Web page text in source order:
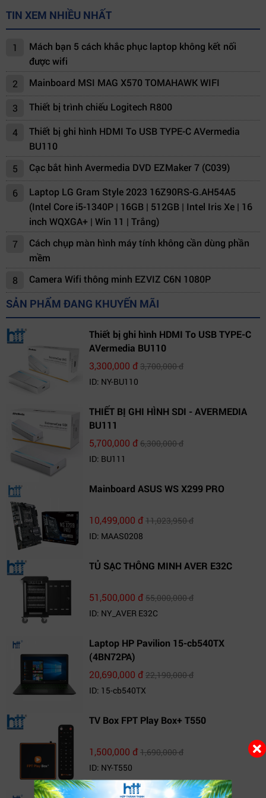
TIN XEM NHIỀU NHẤT
1
Mách bạn 5 cách khắc phục laptop không kết nối
được wifi
2
Mainboard MSI MAG X570 TOMAHAWK WIFI
3 Thiết bị trình chiếu Logitech R800
4
Thiết bị ghi hình HDMI To USB TYPE-C AVermedia
BU110
5
Cạc bắt hình Avermedia DVD EZMaker 7 (C039)
6
Laptop LG Gram Style 2023 16Z90RS-G.AH54A5
(Intel Core i5-1340P | 16GB | 512GB | Intel Iris Xe | 16
inch WQXGA+ | Win 11 | Trắng)
7
Cách chụp màn hình máy tính không cần dùng phần
mềm
8
Camera Wifi thông minh EZVIZ C6N 1080P
SẢN PHẨM ĐANG KHUYẾN MÃI
Thiết bị ghi hình HDMI To USB TYPE-C
AVermedia BU110
3,300,000 đ3,700,000 đ
ID: NY-BU110
THIẾT BỊ GHI HÌNH SDI - AVERMEDIA
BU111
5,700,000 đ6,300,000 đ
ID: BU111
Mainboard ASUS WS X299 PRO
10,499,000 đ11,023,950 đ
ID: MAAS0208
TỦ SẠC THÔNG MINH AVER E32C
51,500,000 đ55,000,000 đ
ID: NY_AVER E32C
Laptop HP Pavilion 15-cb540TX
(4BN72PA)
20,690,000 đ22,190,000 đ
ID: 15-cb540TX
TV Box FPT Play Box+ T550
1,500,000 đ1,690,000 đ
ID: NY-T550